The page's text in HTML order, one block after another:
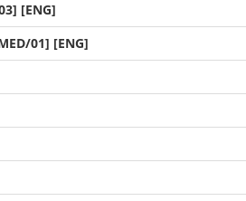
[ENG]
01] [ENG]